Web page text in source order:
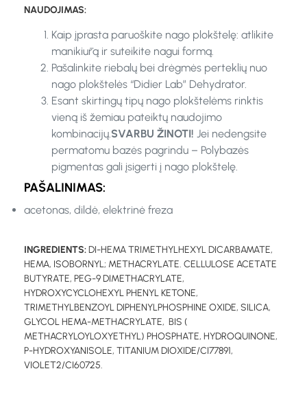
NAUDOJIMAS:
Kaip įprasta paruoškite nago plokštelę: atlikite
manikiūrą ir suteikite nagui formą.
Pašalinkite riebalų bei drėgmės perteklių nuo
nago plokštelės “Didier Lab” Dehydrator.
Esant skirtingų tipų nago plokštelėms rinktis
vieną iš žemiau pateiktų naudojimo
kombinacijų.SVARBU ŽINOTI! Jei nedengsite
permatomu bazės pagrindu – Polybazės
pigmentas gali įsigerti į nago plokštelę.
PAŠALINIMAS:
acetonas, dildė, elektrinė freza
INGREDIENTS:DI-HEMA TRIMETHYLHEXYL DICARBAMATE,
HEMA, ISOBORNYL; METHACRYLATE. CELLULOSE ACETATE
BUTYRATE, PEG-9 DIMETHACRYLATE,
HYDROXYCYCLOHEXYL PHENYL KETONE,
TRIMETHYLBENZOYL DIPHENYLPHOSPHINE OXIDE, SILICA,
GLYCOL HEMA-METHACRYLATE, BIS (
METHACRYLOYLOXYETHYL) PHOSPHATE, HYDROQUINONE,
P-HYDROXYANISOLE, TITANIUM DIOXIDE/CI77891,
VIOLET2/CI60725.